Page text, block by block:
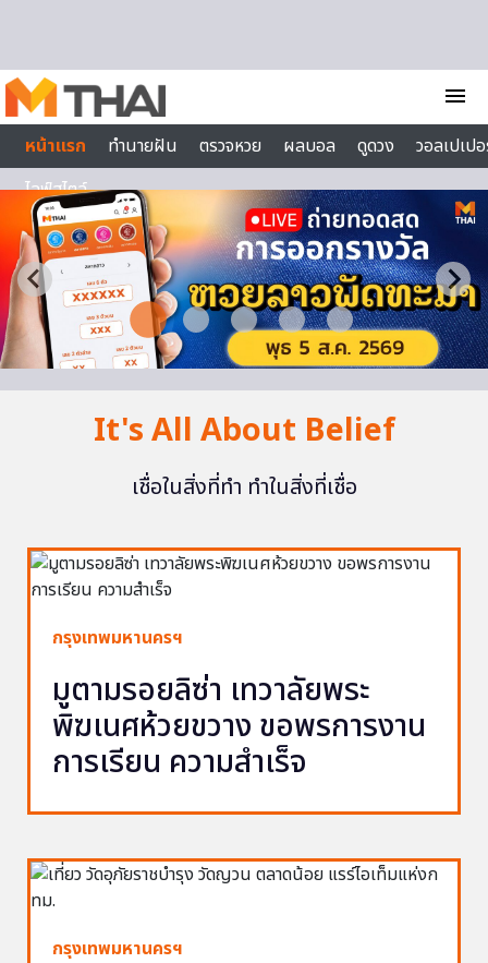
menu
หน้าแรก
ทำนายฝัน ตรวจหวย ผลบอล ดูดวง
วอลเปเป
ไลฟ์สไตล์
It's All About Belief
เชื่อในสิ่งที่ทำ ทำในสิ่งที่เชื่อ
กรุงเทพมหานครฯ
มูตามรอยลิซ่า เทวาลัยพระ
พิฆเนศห้วยขวาง ขอพรการงาน
การเรียน ความสำเร็จ
กรุงเทพมหานครฯ